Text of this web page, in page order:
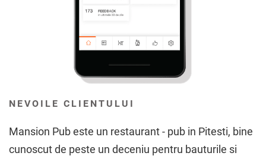
NEVOILE CLIENTULUI
Mansion Pub este un restaurant - pub in Pitesti, bine
cunoscut de peste un deceniu pentru bauturile si